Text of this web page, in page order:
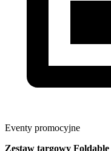
Eventy promocyjne
Zestaw targowy Foldable